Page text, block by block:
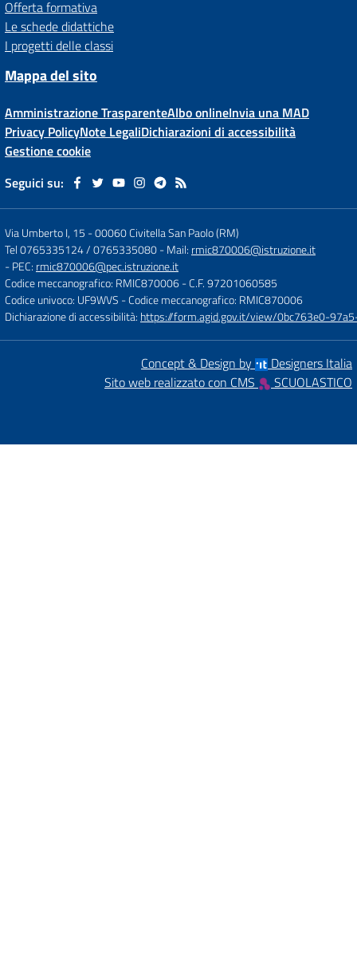
Offerta formativa
Le schede didattiche
I progetti delle classi
Mappa del sito
Amministrazione TrasparenteAlbo onlineInvia una MAD
Privacy PolicyNote LegaliDichiarazioni di accessibilità
Gestione cookie
Seguici su:
Via Umberto I, 15 -00060 Civitella San Paolo (RM)
Tel 0765335124 / 0765335080- Mail: rmic870006@istruzione.it
- PEC: rmic870006@pec.istruzione.it
Codice meccanografico: RMIC870006- C.F. 97201060585
Codice univoco: UF9WVS - Codice meccanografico: RMIC870006
Dichiarazione di accessibilità: https://form.agid.gov.it/view/0bc763e0-
Concept & Design by
Designers Italia
Sito web realizzato con CMS
SCUOLASTICO